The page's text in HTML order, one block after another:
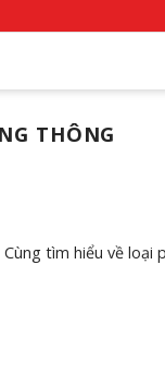
THÔNG
tìm hiểu về loại